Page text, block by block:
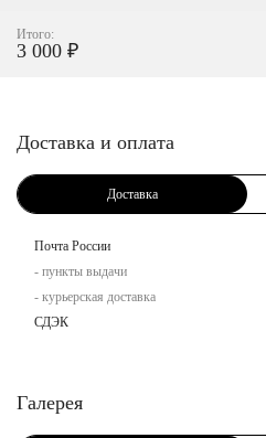
Итого:
3 000 ₽
Доставка и оплата
Доставка
Почта России
- пункты выдачи
- курьерская доставка
СДЭК
Галерея